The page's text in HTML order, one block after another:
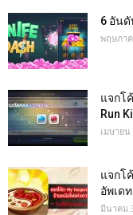
6 อันดั
พฤษภา
แจกโ
Run
เมษายน
แจกโ
อัพเด
มีนาคม